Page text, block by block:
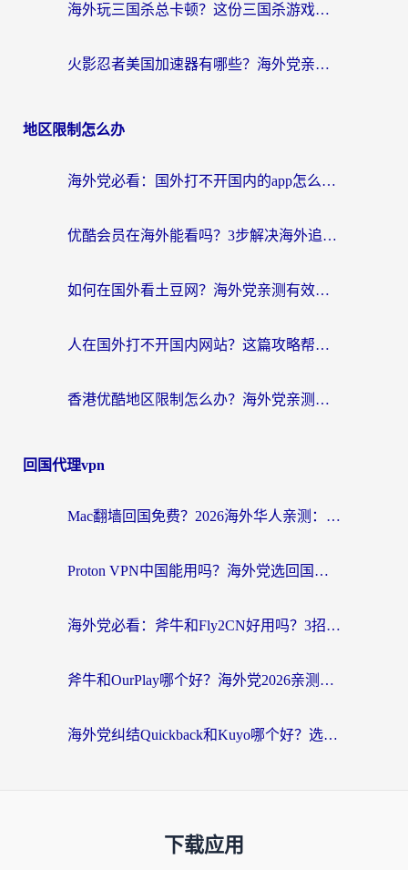
海外玩三国杀总卡顿？这份三国杀游戏加速器指南帮你告别延迟烦恼
火影忍者美国加速器有哪些？海外党亲测的国服游戏加速全攻略（含菲律宾玩三国之刃守望黎明技巧）
地区限制怎么办
海外党必看：国外打不开国内的app怎么办？3步解决你的乡愁
优酷会员在海外能看吗？3步解决海外追剧难题，附实测好用加速器推荐
如何在国外看土豆网？海外党亲测有效的追剧加速器选择指南
人在国外打不开国内网站？这篇攻略帮你无缝解锁国内资源（附交管12123使用技巧）
香港优酷地区限制怎么办？海外党亲测有效的追剧解决方案
回国代理vpn
Mac翻墙回国免费？2026海外华人亲测：从CCTV5直播到国内APP，这样选加速器才靠谱
Proton VPN中国能用吗？海外党选回国加速器的避坑指南（附番茄加速器实测）
海外党必看：斧牛和Fly2CN好用吗？3招教你选对回国加速器（附免费试用攻略）
斧牛和OurPlay哪个好？海外党2026亲测：选对加速器，国内资源秒加载
海外党纠结Quickback和Kuyo哪个好？选对回国加速器才能无缝刷国内资源
下载应用